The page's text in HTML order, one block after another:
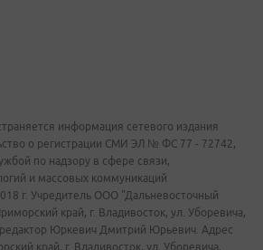
информация сетевого издания
о регистрации СМИ ЭЛ № ФС 77 - 72742,
по надзору в сфере связи,
и массовых коммуникаций
г. Учредитель ООО "Дальневосточный
край, г. Владивосток, ул. Уборевича,
Юркевич Дмитрий Юрьевич. Адрес
край, г. Владивосток, ул. Уборевича,